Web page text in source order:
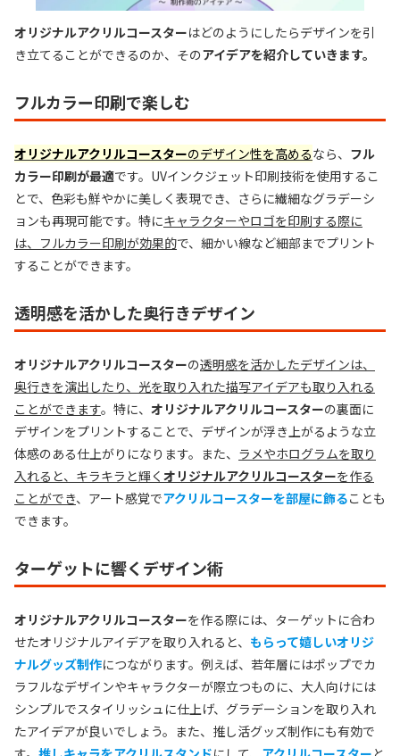
オリジナルアクリルコースターはどのようにしたらデザインを引
き立てることができるのか、そのアイデアを紹介していきます。
フルカラー印刷で楽しむ
オリジナルアクリルコースターのデザイン性を高めるなら、 フル
カラー印刷が最適です。UVインクジェット印刷技術を使用するこ
とで、色彩も鮮やかに美しく表現でき、さらに繊細なグラデーシ
ョンも再現可能です。特にキャラクターやロゴを印刷する際に
は、フルカラー印刷が効果的で、細かい線など細部までプリント
することができます。
透明感を活かした奥行きデザイン
オリジナルアクリルコースターの透明感を活かしたデザインは、
奥行きを演出したり、光を取り入れた描写アイデアも取り入れる
ことができます。特に、 オリジナルアクリルコースターの裏面に
デザインをプリントすることで、デザインが浮き上がるような立
体感のある仕上がりになります。また、 ラメやホログラムを取り
入れると、キラキラと輝く オリジナルアクリルコースターを作る
ことができ、アート感覚でアクリルコースターを部屋に飾ることも
できます。
ターゲットに響くデザイン術
オリジナルアクリルコースターを作る際には、ターゲットに合わ
せたオリジナルアイデアを取り入れると、 もらって嬉しいオリジ
ナルグッズ制作につながります。例えば、若年層にはポップでカ
ラフルなデザインやキャラクターが際立つものに、大人向けには
シンプルでスタイリッシュに仕上げ、グラデーションを取り入れ
たアイデアが良いでしょう。また、推し活グッズ制作にも有効で